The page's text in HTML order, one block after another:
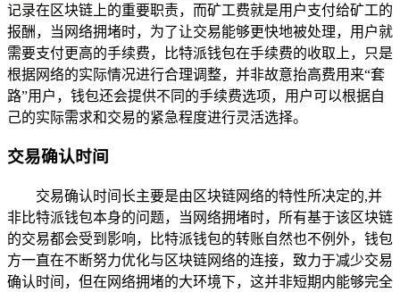
记录在区块链上的重要职责，而矿工费就是用户支付给矿工的
报酬，当网络拥堵时，为了让交易能够更快地被处理，用户就
需要支付更高的手续费，比特派钱包在手续费的收取上，只是
根据网络的实际情况进行合理调整，并非故意抬高费用来“套
路”用户，钱包还会提供不同的手续费选项，用户可以根据自
己的实际需求和交易的紧急程度进行灵活选择。
交易确认时间
交易确认时间长主要是由区块链网络的特性所决定的,并
非比特派钱包本身的问题，当网络拥堵时，所有基于该区块链
的交易都会受到影响，比特派钱包的转账自然也不例外，钱包
方一直在不断努力优化与区块链网络的连接，致力于减少交易
确认时间，但在网络拥堵的大环境下，这并非短期内能够完全